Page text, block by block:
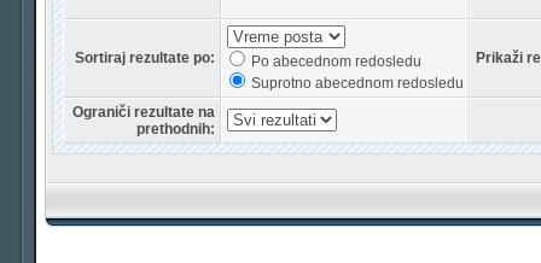
Sortiraj rezultate po:
Po abecednom redosledu
Suprotno abecednom redosledu
Prikaži
Ograniči rezultate na
prethodnih: